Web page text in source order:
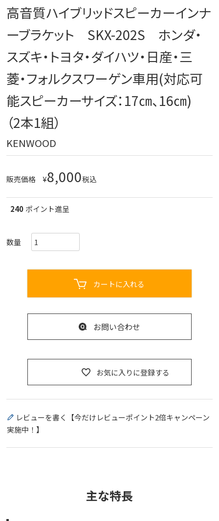
高音質ハイブリッドスピーカーインナ
ーブラケット SKX-202S ホンダ・
スズキ・トヨタ・ダイハツ・日産・三
菱・フォルクスワーゲン車用(対応可
能スピーカーサイズ：17㎝、16㎝)
（2本1組）
KENWOOD
販売価格 ¥8,000税込
240 ポイント進呈
お気に入りに登録する
カートに入れる
お問い合わせ
レビューを書く【今だけレビューポイント2倍キャンペーン
実施中！】
主な特長